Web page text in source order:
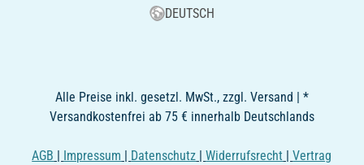
DEUTSCH
Alle Preise inkl. gesetzl. MwSt., zzgl. Versand | *
Versandkostenfrei ab 75 € innerhalb Deutschlands
AGB | Impressum | Datenschutz |Widerrufsrecht |Vertrag